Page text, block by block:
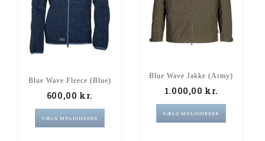
Blue Wave Fleece (Blue)
600,00kr.
VÆLG MULIGHEDER
Blue Wave Jakke (Army)
1.000,00kr.
VÆLG MULIGHEDER